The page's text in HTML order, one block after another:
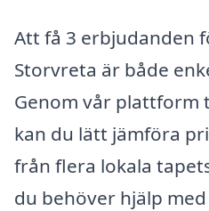
Att få 3 erbjudanden
Storvreta är både
Genom vår plattform
kan du lätt jämföra
från flera lokala
du behöver hjälp